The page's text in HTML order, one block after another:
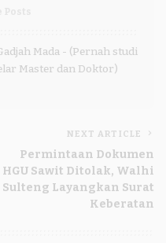
Mada - (Pernah studi
Master dan Doktor)
NEXT ARTICLE
Permintaan Dokumen
HGU Sawit Ditolak, Walhi
Sulteng Layangkan Surat
Keberatan